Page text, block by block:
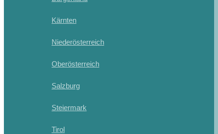
Kärnten
Niederösterreich
Oberösterreich
Salzburg
Steiermark
Tirol